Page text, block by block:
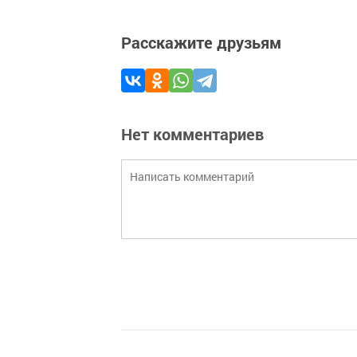
Расскажите друзьям
Нет комментариев